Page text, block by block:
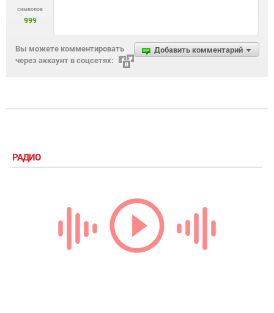
символов
999
Добавить комментарий
Вы можете комментировать
через аккаунт в соцсетях:
РАДИО